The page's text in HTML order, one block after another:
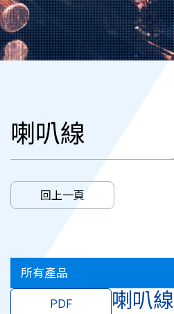
喇叭線
回上一頁
所有產品
喇叭線
PDF